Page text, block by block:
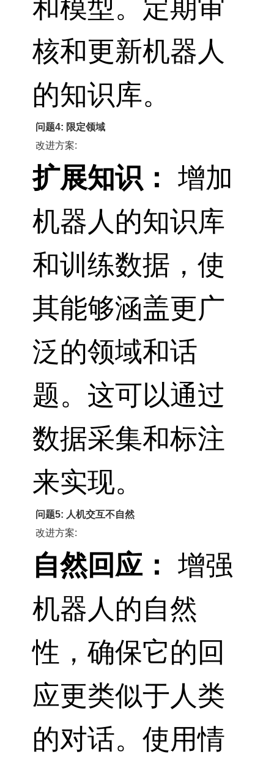
和模型。定期审
核和更新机器人
的知识库。
问题4: 限定领域
改进方案:
扩展知识：
增加
机器人的知识库
和训练数据，使
其能够涵盖更广
泛的领域和话
题。这可以通过
数据采集和标注
来实现。
问题5: 人机交互不自然
改进方案:
自然回应：
增强
机器人的自然
性，确保它的回
应更类似于人类
的对话。使用情